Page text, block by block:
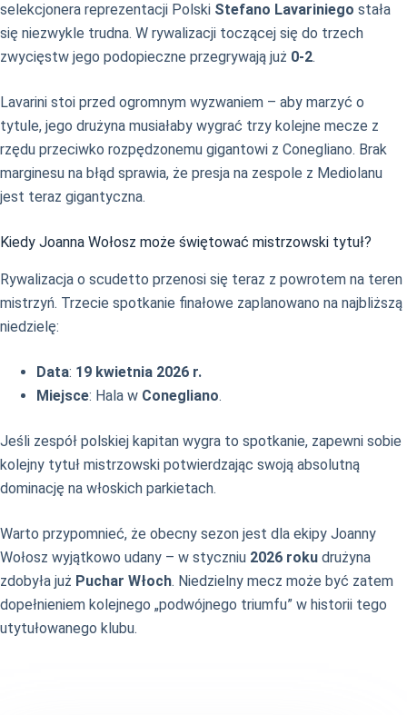
selekcjonera reprezentacji Polski Stefano Lavariniego stała
się niezwykle trudna. W rywalizacji toczącej się do trzech
zwycięstw jego podopieczne przegrywają już 0-2.
Lavarini stoi przed ogromnym wyzwaniem – aby marzyć o
tytule, jego drużyna musiałaby wygrać trzy kolejne mecze z
rzędu przeciwko rozpędzonemu gigantowi z Conegliano. Brak
marginesu na błąd sprawia, że presja na zespole z Mediolanu
jest teraz gigantyczna.
Kiedy Joanna Wołosz może świętować mistrzowski tytuł?
Rywalizacja o scudetto przenosi się teraz z powrotem na teren
mistrzyń. Trzecie spotkanie finałowe zaplanowano na najbliższą
niedzielę:
Data: 19 kwietnia 2026 r.
Miejsce: Hala w Conegliano.
Jeśli zespół polskiej kapitan wygra to spotkanie, zapewni sobie
kolejny tytuł mistrzowski potwierdzając swoją absolutną
dominację na włoskich parkietach.
Warto przypomnieć, że obecny sezon jest dla ekipy Joanny
Wołosz wyjątkowo udany – w styczniu 2026 roku drużyna
zdobyła już Puchar Włoch. Niedzielny mecz może być zatem
dopełnieniem kolejnego „podwójnego triumfu” w historii tego
utytułowanego klubu.